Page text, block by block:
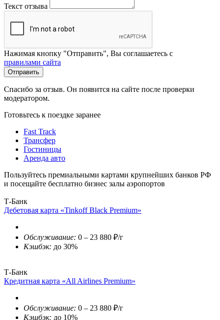
Текст отзыва
Нажимая кнопку "Отправить", Вы соглашаетесь с
правилами сайта
Отправить
Спасибо за отзыв. Он появится на сайте после проверки
модератором.
Готовьтесь к поездке заранее
Fast Track
Трансфер
Гостиницы
Аренда авто
Пользуйтесь премиальными картами крупнейших банков РФ
и посещайте бесплатно бизнес залы аэропортов
Т-Банк
Дебетовая карта «Tinkoff Black Premium»
Обслуживание: 0 – 23 880 ₽/г
Кэшбэк: до 30%
Т-Банк
Кредитная карта «All Airlines Premium»
Обслуживание: 0 – 23 880 ₽/г
Кэшбэк: до 10%